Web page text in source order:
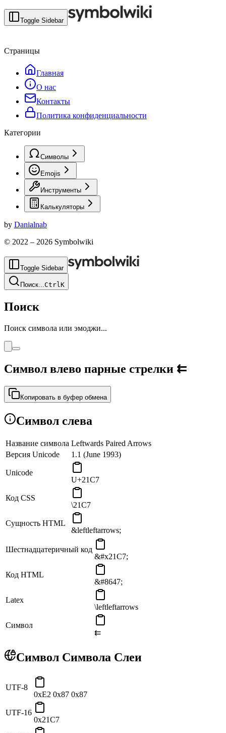
Toggle Sidebar
Страницы
Главная
О нас
Контакты
Политика конфиденциальности
Категории
Символы
Emojis
Инструменты
Калькуляторы
by Danialnab
© 2022 – 2026 Symbolwiki
Toggle Sidebar
Поиск...CtrlK
Поиск
Поиск символа или эмоджи...
Символ влево парные стрелки ⇇
Копировать в буфер обмена
Символ слева
Название символа Leftwards Paired Arrows
Версия Unicode
1.1 (June 1993)
Unicode
U+21C7
Код CSS
\21C7
Сущность HTML
&leftleftarrows;
Шестнадцатеричный код
&#x21C7;
Код HTML
&#8647;
Latex
\leftleftarrows
Символ
⇇
Символ Символа Слеи
UTF-8
0xE2 0x87 0x87
UTF-16
0x21C7